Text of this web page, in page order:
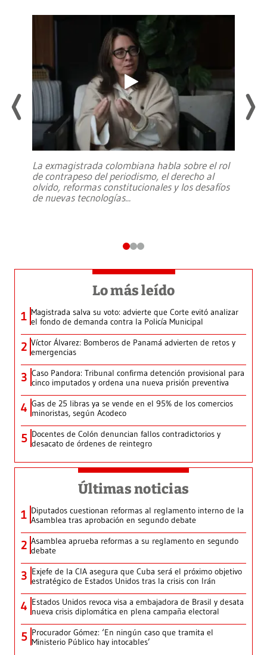
La exmagistrada colombiana habla sobre el rol
de contrapeso del periodismo, el derecho al
olvido, reformas constitucionales y los desafíos
de nuevas tecnologías...
Lo más leído
1 Magistrada salva su voto: advierte que Corte evitó analizar
el fondo de demanda contra la Policía Municipal
2 Víctor Álvarez: Bomberos de Panamá advierten de retos y
emergencias
3 Caso Pandora: Tribunal confirma detención provisional para
cinco imputados y ordena una nueva prisión preventiva
4 Gas de 25 libras ya se vende en el 95% de los comercios
minoristas, según Acodeco
5 Docentes de Colón denuncian fallos contradictorios y
desacato de órdenes de reintegro
Últimas noticias
1 Diputados cuestionan reformas al reglamento interno de la
Asamblea tras aprobación en segundo debate
2 Asamblea aprueba reformas a su reglamento en segundo
debate
3 Exjefe de la CIA asegura que Cuba será el próximo objetivo
estratégico de Estados Unidos tras la crisis con Irán
4 Estados Unidos revoca visa a embajadora de Brasil y desata
nueva crisis diplomática en plena campaña electoral
5 Procurador Gómez: ‘En ningún caso que tramita el
Ministerio Público hay intocables’